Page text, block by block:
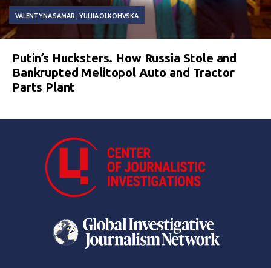
VALENTYNA SAMAR YULIIA OLKOHVSKA
Putin’s Hucksters. How Russia Stole and
Bankrupted Melitopol Auto and Tractor
Parts Plant